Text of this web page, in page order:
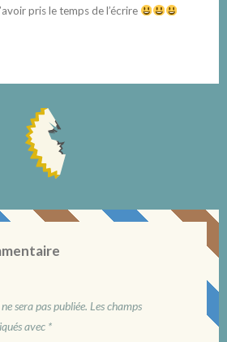
pris le temps de l’écrire
sera pas publiée. Les champs
avec *